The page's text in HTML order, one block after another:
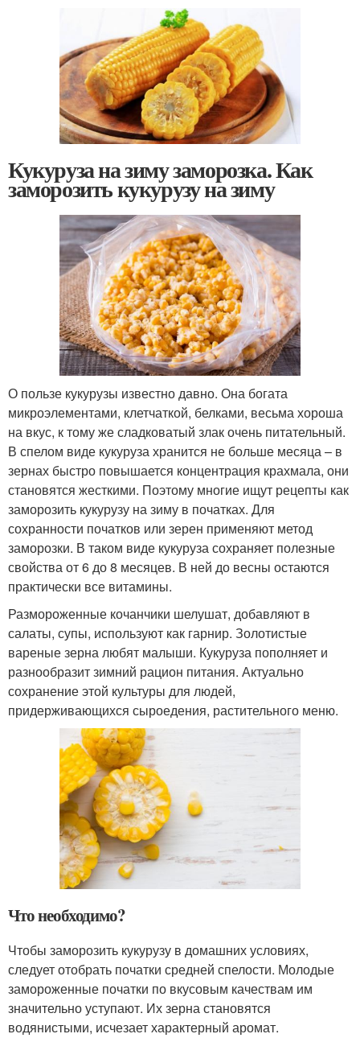
Кукуруза на зиму заморозка. Как
заморозить кукурузу на зиму
О пользе кукурузы известно давно. Она богата
микроэлементами, клетчаткой, белками, весьма хороша
на вкус, к тому же сладковатый злак очень питательный.
В спелом виде кукуруза хранится не больше месяца – в
зернах быстро повышается концентрация крахмала, они
становятся жесткими. Поэтому многие ищут рецепты как
заморозить кукурузу на зиму в початках. Для
сохранности початков или зерен применяют метод
заморозки. В таком виде кукуруза сохраняет полезные
свойства от 6 до 8 месяцев. В ней до весны остаются
практически все витамины.
Размороженные кочанчики шелушат, добавляют в
салаты, супы, используют как гарнир. Золотистые
вареные зерна любят малыши. Кукуруза пополняет и
разнообразит зимний рацион питания. Актуально
сохранение этой культуры для людей,
придерживающихся сыроедения, растительного меню.
Что необходимо?
Чтобы заморозить кукурузу в домашних условиях,
следует отобрать початки средней спелости. Молодые
замороженные початки по вкусовым качествам им
значительно уступают. Их зерна становятся
водянистыми, исчезает характерный аромат.